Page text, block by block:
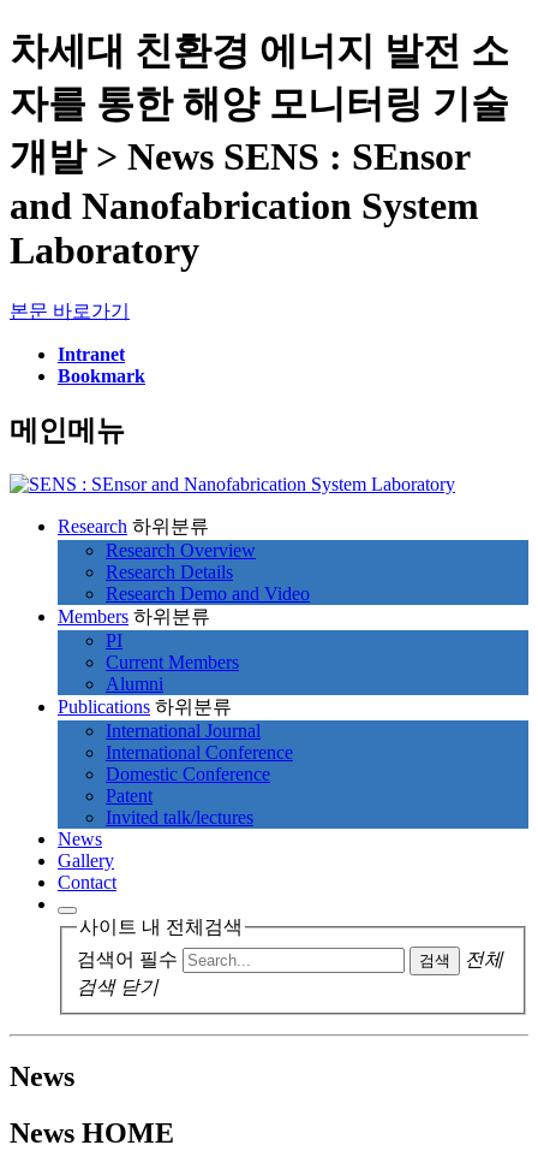
차세대 친환경 에너지 발전 소
자를 통한 해양 모니터링 기술
개발 > News SENS : SEnsor
and Nanofabrication System
Laboratory
본문 바로가기
Intranet
Bookmark
메인메뉴
Research 하위분류
Research Overview
Research Details
Research Demo and Video
Members 하위분류
PI
Current Members
Alumni
Publications 하위분류
International Journal
International Conference
Domestic Conference
Patent
Invited talk/lectures
News
Gallery
Contact
사이트 내 전체검색
검색어 필수
검색
전체
검색 닫기
News
News HOME